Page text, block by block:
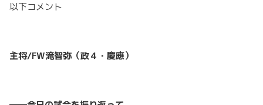
以下コメント
主将/FW滝智弥（政４・慶應）